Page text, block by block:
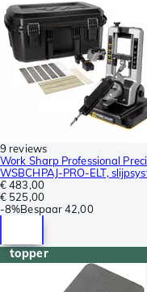
9 reviews
Work Sharp Professional
WSBCHPAJ-PRO-ELT,
€ 483,00
€ 525,00
-8%Bespaar42,00
topper